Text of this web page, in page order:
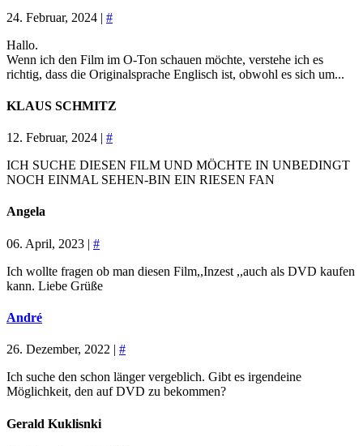
24. Februar, 2024 | #
Hallo.
Wenn ich den Film im O-Ton schauen möchte, verstehe ich es
richtig, dass die Originalsprache Englisch ist, obwohl es sich um...
KLAUS SCHMITZ
12. Februar, 2024 | #
ICH SUCHE DIESEN FILM UND MÖCHTE IN UNBEDINGT
NOCH EINMAL SEHEN-BIN EIN RIESEN FAN
Angela
06. April, 2023 | #
Ich wollte fragen ob man diesen Film,,Inzest ,,auch als DVD kaufen
kann. Liebe Grüße
André
26. Dezember, 2022 | #
Ich suche den schon länger vergeblich. Gibt es irgendeine
Möglichkeit, den auf DVD zu bekommen?
Gerald Kuklisnki